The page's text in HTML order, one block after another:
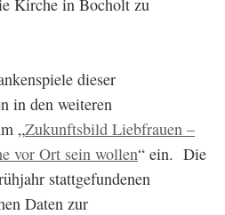
Kirche in Bocholt zu
dieser
in den weiteren
„Zukunftsbild Liebfrauen –
vor Ort sein wollen“ ein. Die
stattgefundenen
Daten zur